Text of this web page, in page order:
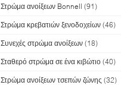
Στρώμα ανοίξεων Bonnell (91)
Στρώμα κρεβατιών ξενοδοχείων (46)
Συνεχές στρώμα ανοίξεων (18)
Σταθερό στρώμα σε ένα κιβώτιο (40)
Στρώμα ανοίξεων τσεπών ζώνης (32)